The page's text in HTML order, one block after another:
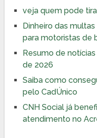
veja quem pode
Dinheiro das
para motoristas de
Resumo de
de 2026
Saiba como
pelo CadÚnico
CNH Social já
atendimento no